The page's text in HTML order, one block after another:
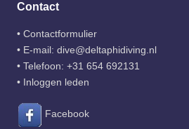
Contact
• Contactformulier
• E-mail: dive@deltaphidiving.nl
• Telefoon: +31 654 692131
• Inloggen leden
Facebook